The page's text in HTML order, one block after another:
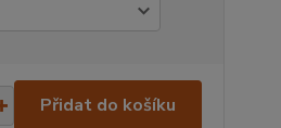
Přidat do košíku